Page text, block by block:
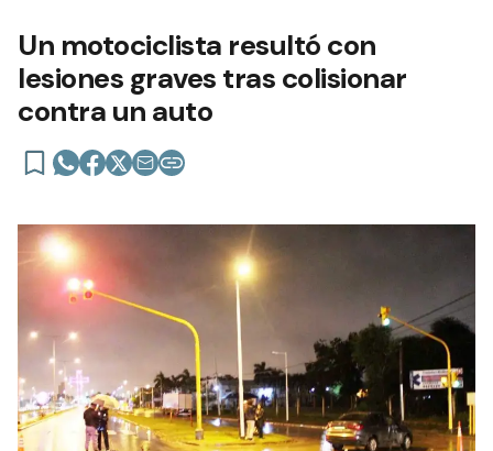
Un motociclista resultó con
lesiones graves tras colisionar
contra un auto